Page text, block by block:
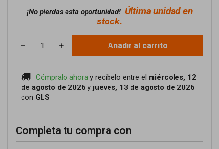
¡No pierdas esta oportunidad! Última unidad en
stock.
Añadir al carrito
Cómpralo ahora y recíbelo entre el miércoles, 12
de agosto de 2026 y jueves, 13 de agosto de 2026
con GLS
Completa tu compra con